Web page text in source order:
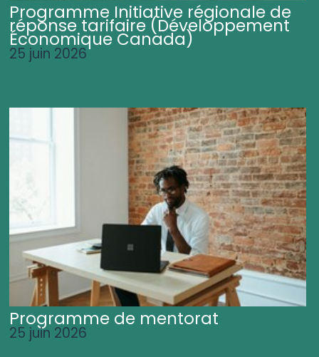
Programme Initiative régionale de
réponse tarifaire (Développement
Économique Canada)
25 juin 2026
Programme de mentorat
25 juin 2026